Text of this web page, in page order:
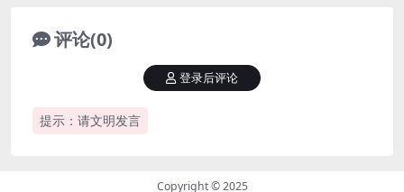
评论(0)
提示：请文明发言
登录后评论
Copyright © 2025